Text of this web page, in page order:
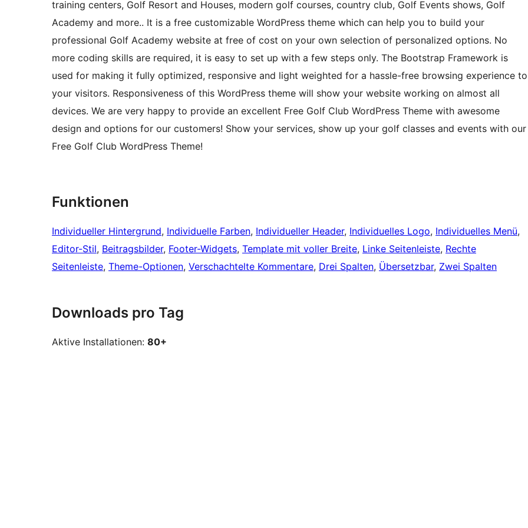
training centers, Golf Resort and Houses, modern golf courses, country club, Golf Events shows, Golf
Academy and more.. It is a free customizable WordPress theme which can help you to build your
professional Golf Academy website at free of cost on your own selection of personalized options. No
more coding skills are required, it is easy to set up with a few steps only. The Bootstrap Framework is
used for making it fully optimized, responsive and light weighted for a hassle-free browsing experience to
your visitors. Responsiveness of this WordPress theme will show your website working on almost all
devices. We are very happy to provide an excellent Free Golf Club WordPress Theme with awesome
design and options for our customers! Show your services, show up your golf classes and events with our
Free Golf Club WordPress Theme!
Funktionen
Individueller Hintergrund, Individuelle Farben, Individueller Header, Individuelles Logo, Individuelles Menü
Editor-Stil, Beitragsbilder, Footer-Widgets, Template mit voller Breite, Linke Seitenleiste, Rechte
Seitenleiste, Theme-Optionen, Verschachtelte Kommentare, Drei Spalten, Übersetzbar, Zwei Spalten
Downloads pro Tag
Aktive Installationen: 80+